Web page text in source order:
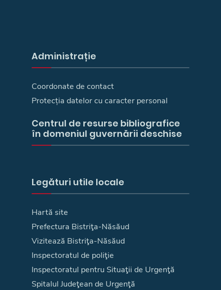
Administrație
Coordonate de contact
Protecția datelor cu caracter personal
Centrul de resurse bibliografice
în domeniul guvernării deschise
Legături utile locale
Hartă site
Prefectura Bistriţa-Năsăud
Vizitează Bistriţa-Năsăud
Inspectoratul de poliţie
Inspectoratul pentru Situaţii de Urgenţă
Spitalul Judeţean de Urgenţă